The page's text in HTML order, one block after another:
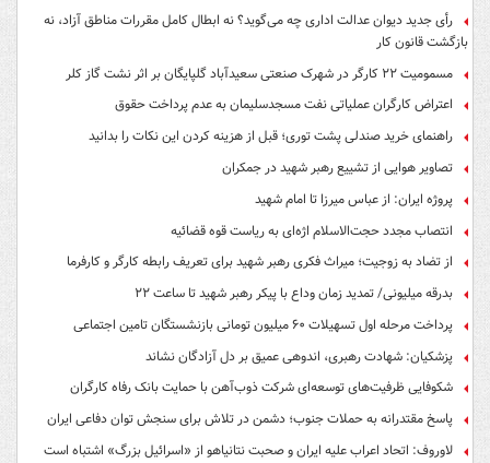
رأی جدید دیوان عدالت اداری چه می‌گوید؟ نه ابطال کامل مقررات مناطق آزاد، نه
بازگشت قانون کار
مسمومیت ۲۲ کارگر در شهرک صنعتی سعیدآباد گلپایگان بر اثر نشت گاز کلر
اعتراض کارگران عملیاتی نفت مسجدسلیمان به عدم پرداخت حقوق
راهنمای خرید صندلی پشت توری؛ قبل از هزینه کردن این نکات را بدانید
تصاویر هوایی از تشییع رهبر شهید در جمکران
پروژه ایران: از عباس میرزا تا امام شهید
انتصاب مجدد حجت‌الاسلام اژه‌ای به ریاست قوه‌ قضائیه
از تضاد به زوجیت؛ میراث فکری رهبر شهید برای تعریف رابطه کارگر و کارفرما
بدرقه میلیونی/ تمدید زمان وداع با پیکر رهبر شهید تا ساعت ۲۲
پرداخت مرحله اول تسهیلات ۶۰ میلیون تومانی بازنشستگان تامین اجتماعی
پزشکیان: شهادت رهبری، اندوهی عمیق بر دل آزادگان نشاند
شکوفایی ظرفیت‌های توسعه‌ای شرکت ذوب‌آهن با حمایت‌ بانک رفاه کارگران
پاسخ مقتدرانه به حملات جنوب؛ دشمن در تلاش برای سنجش توان دفاعی ایران
لاوروف: اتحاد اعراب علیه ایران و صحبت نتانیاهو از «اسرائیل بزرگ» اشتباه است